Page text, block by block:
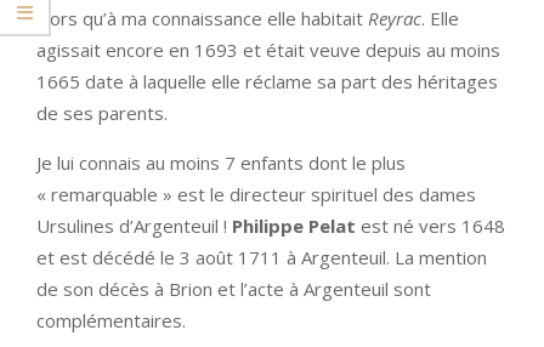
alors qu’à ma connaissance elle habitait Reyrac. Elle
agissait encore en 1693 et était veuve depuis au moins
1665 date à laquelle elle réclame sa part des héritages
de ses parents.
Je lui connais au moins 7 enfants dont le plus
« remarquable » est le directeur spirituel des dames
Ursulines d’Argenteuil ! Philippe Pelat est né vers 1648
et est décédé le 3 août 1711 à Argenteuil. La mention
de son décès à Brion et l’acte à Argenteuil sont
complémentaires.